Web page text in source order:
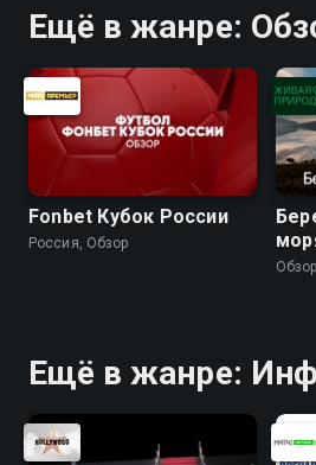
Ещё в жанре:
Fonbet Кубок России
Россия, Обзор
Обзор
Ещё в жанре: